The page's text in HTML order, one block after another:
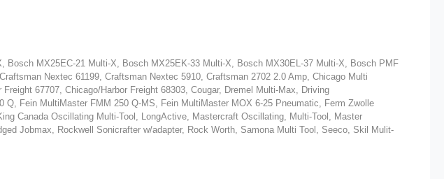
MX25EC-21 Multi-X, Bosch MX25EK-33 Multi-X, Bosch MX30EL-37 Multi-X, Bosch PMF
Nextec 61199, Craftsman Nextec 5910, Craftsman 2702 2.0 Amp, Chicago Multi
67707, Chicago/Harbor Freight 68303, Cougar, Dremel Multi-Max, Driving
Fein MultiMaster FMM 250 Q-MS, Fein MultiMaster MOX 6-25 Pneumatic, Ferm Zwolle
Canada Oscillating Multi-Tool, LongActive, Mastercraft Oscillating, Multi-Tool, Master
Jobmax, Rockwell Sonicrafter w/adapter, Rock Worth, Samona Multi Tool, Seeco, Skil Mulit-